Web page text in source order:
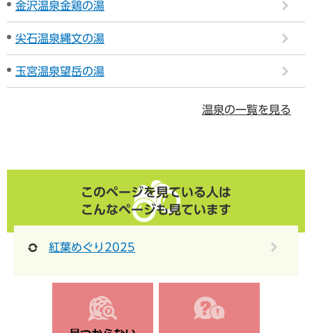
金沢温泉金鶏の湯
尖石温泉縄文の湯
玉宮温泉望岳の湯
温泉の一覧を見る
このページを見ている人は
こんなページも見ています
紅葉めぐり2025